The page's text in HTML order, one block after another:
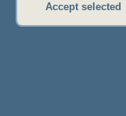
Accept selected